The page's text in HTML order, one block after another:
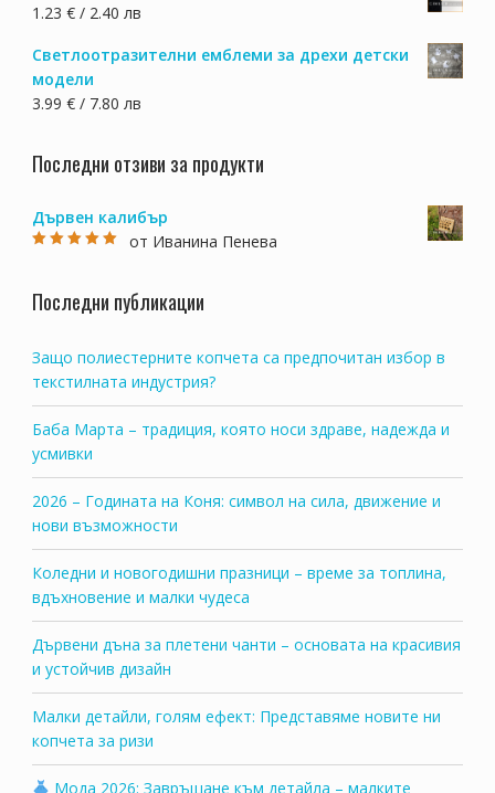
1.23 € / 2.40 лв
Светлоотразителни емблеми за дрехи детски
модели
3.99 € / 7.80 лв
Последни отзиви за продукти
Дървен калибър
от Иванина Пенева
Последни публикации
Защо полиестерните копчета са предпочитан избор в
текстилната индустрия?
Баба Марта – традиция, която носи здраве, надежда и
усмивки
2026 – Годината на Коня: символ на сила, движение и
нови възможности
Коледни и новогодишни празници – време за топлина,
вдъхновение и малки чудеса
Дървени дъна за плетени чанти – основата на красивия
и устойчив дизайн
Малки детайли, голям ефект: Представяме новите ни
копчета за ризи
Мода 2026: Завръщане към детайла – малките